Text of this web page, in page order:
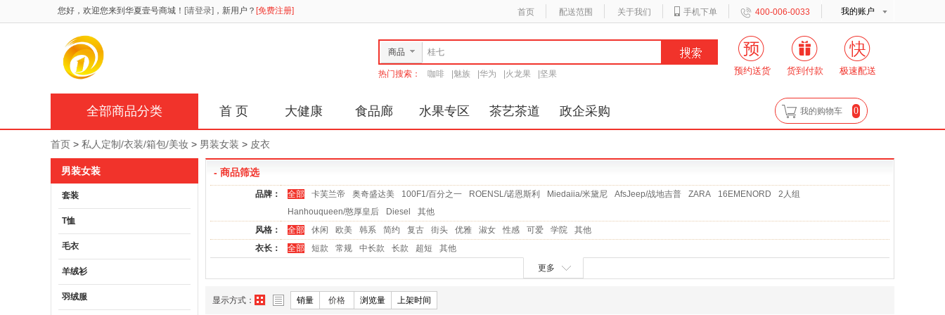
您好，欢迎您来到华夏壹号商城！ [请登录] ，新用户？ [免费注册] 我的账户
首页 配送范围 关于我们 手机下单 400-006-0033
商品
热门搜索： 咖啡 魅族 华为 火龙果 坚果 预约送货 货到付款 极速配送
全部商品分类 首 页 大健康 食品廊 水果专区 茶艺茶道 政企采购 我的购物车 0
首页 > 私人定制/衣装/箱包/美妆 > 男装女装 > 皮衣
- 商品筛选
品牌： 全部 卡芙兰帝 奥奇盛达美 100F1/百分之一 ROENSL/诺恩斯利 Miedaiia/米黛尼 AfsJeep/战地吉普 ZARA 16EMENORD
2人组
Hanhouqueen/憨厚皇后
Diesel
其他
风格：
全部 休闲 欧美 韩系 简约 复古 街头 优雅 淑女 性感 可爱 学院
其他
衣长：
全部 短款 常规 中长款 长款 超短
其他
更多
显示方式： 销量 价格 浏览量 上架时间
男装女装
套装
T恤
毛衣
羊绒衫
羽绒服